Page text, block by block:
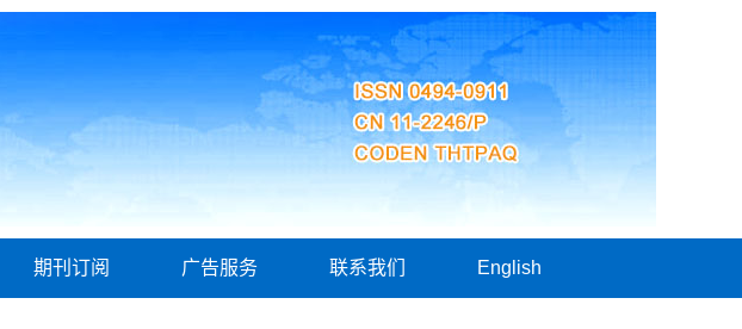
期刊订阅 广告服务 联系我们 English